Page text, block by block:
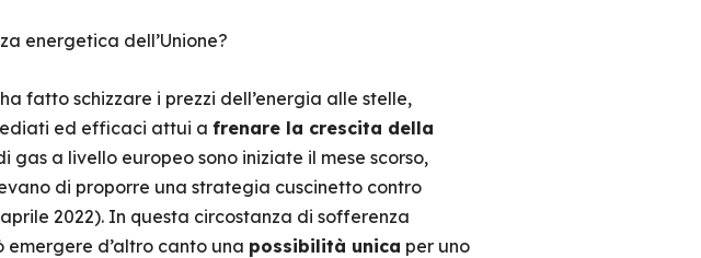
energetica dell’Unione?
fatto schizzare i prezzi dell’energia alle stelle,
ed efficaci attui a frenare la crescita della
a livello europeo sono iniziate il mese scorso,
di proporre una strategia cuscinetto contro
2022). In questa circostanza di sofferenza
d’altro canto una possibilità unica per uno